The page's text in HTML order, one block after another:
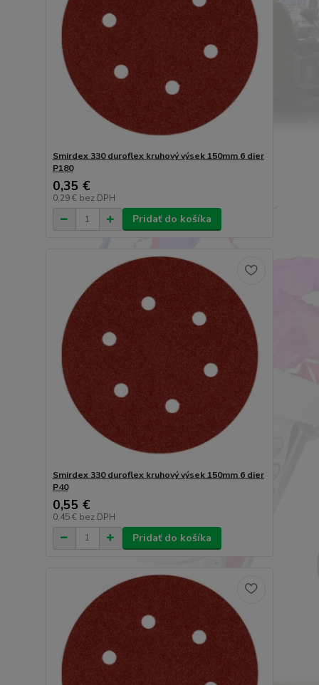
Smirdex 330 duroflex kruhový výsek 150mm 6 dier
P180
0,35 €
0,29 € bez DPH
Pridať do košíka
Smirdex 330 duroflex kruhový výsek 150mm 6 dier
P40
0,55 €
0,45 € bez DPH
Pridať do košíka